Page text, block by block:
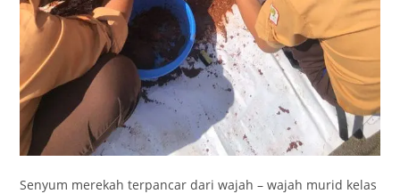
Senyum merekah terpancar dari wajah – wajah murid kelas